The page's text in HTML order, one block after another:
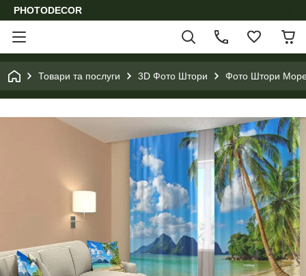
PHOTODECOR
Товари та послуги 3D Фото Штори Фото Штори